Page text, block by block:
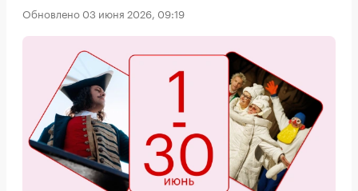
Обновлено 03 июня 2026, 09:19